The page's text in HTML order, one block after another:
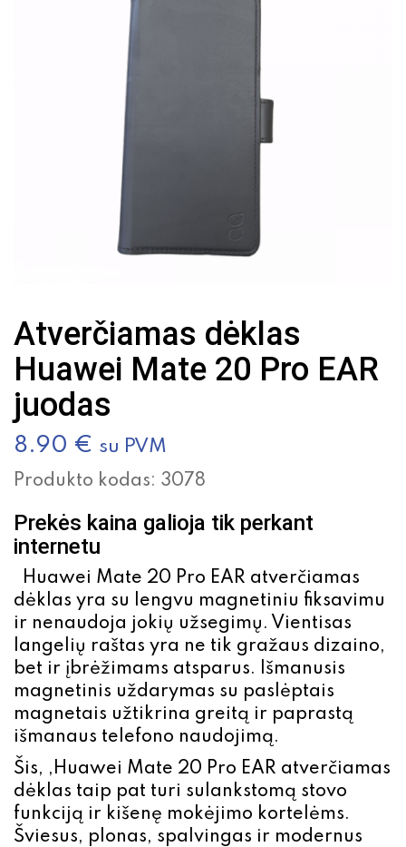
Atverčiamas dėklas
Huawei Mate 20 Pro EAR
juodas
8.90 € su PVM
Produkto kodas: 3078
Prekės kaina galioja tik perkant
internetu
Huawei Mate 20 Pro EAR atverčiamas
dėklas yra su lengvu magnetiniu fiksavimu
ir nenaudoja jokių užsegimų. Vientisas
langelių raštas yra ne tik gražaus dizaino,
bet ir įbrėžimams atsparus. Išmanusis
magnetinis uždarymas su paslėptais
magnetais užtikrina greitą ir paprastą
išmanaus telefono naudojimą.
Šis, ,Huawei Mate 20 Pro EAR atverčiamas
dėklas taip pat turi sulankstomą stovo
funkciją ir kišenę mokėjimo kortelėms.
Šviesus, plonas, spalvingas ir modernus